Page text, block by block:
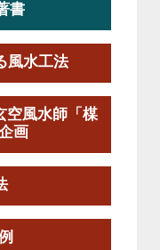
学講座
ました。
ました。
学講座』
した。
書
風水工法
空風水師「楳
画